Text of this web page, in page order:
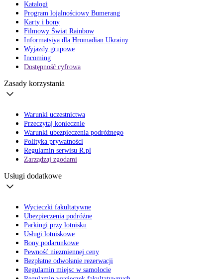
Katalogi
Program lojalnościowy Bumerang
Karty i bony
Filmowy Świat Rainbow
Informatsiya dla Hromadian Ukrainy
Wyjazdy grupowe
Incoming
Dostępność cyfrowa
Zasady korzystania
Warunki uczestnictwa
Przeczytaj koniecznie
Warunki ubezpieczenia podróżnego
Polityka prywatności
Regulamin serwisu R.pl
Zarządzaj zgodami
Usługi dodatkowe
Wycieczki fakultatywne
Ubezpieczenia podróżne
Parkingi przy lotnisku
Usługi lotniskowe
Bony podarunkowe
Pewność niezmiennej ceny
Bezpłatne odwołanie rezerwacji
Regulamin miejsc w samolocie